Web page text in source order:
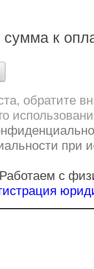
сумма к
обратите
при
Работаем с